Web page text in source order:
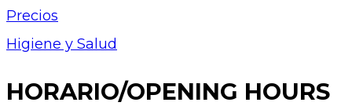
Precios
Higiene y Salud
HORARIO/OPENING HOURS